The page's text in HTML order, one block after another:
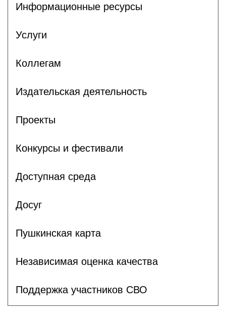
Информационные ресурсы
Услуги
Коллегам
Издательская деятельность
Проекты
Конкурсы и фестивали
Доступная среда
Досуг
Пушкинская карта
Независимая оценка качества
Поддержка участников СВО